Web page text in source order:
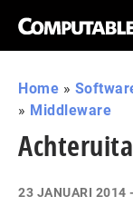
Home »
» Middleware
23 JANUARI 2014